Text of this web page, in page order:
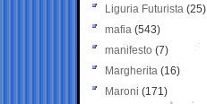
Liguria Futurista (25)
mafia (543)
manifesto (7)
Margherita (16)
Maroni (171)